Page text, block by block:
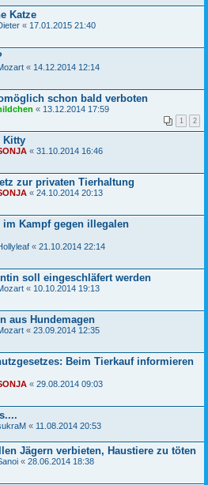
Katze
« 17.01.2015 21:40
« 14.12.2014 12:14
schon bald verboten
« 13.12.2014 17:59
1 2
Kitty
« 31.10.2014 16:46
zur privaten Tierhaltung
« 24.10.2014 20:13
Kampf gegen illegalen
« 21.10.2014 22:14
soll eingeschläfert werden
« 10.10.2014 19:13
aus Hundemagen
« 23.09.2014 12:35
Beim Tierkauf informieren
« 29.08.2014 09:03
« 11.08.2014 20:53
Jägern verbieten, Haustiere zu töten
« 28.06.2014 18:38